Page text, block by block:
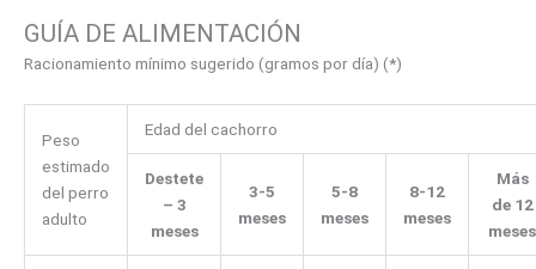
GUÍA DE ALIMENTACIÓN
Racionamiento mínimo sugerido (gramos por día) (*)
Peso
estimado
del perro
adulto
Edad del cachorro
Destete
– 3
meses
3-5
meses
5-8
meses
8-12
meses
Más
de 12
meses